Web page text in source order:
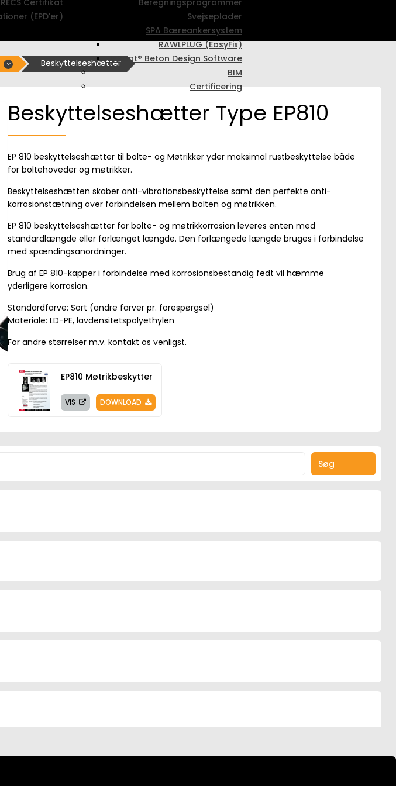
RECS Certifikat
(EPD'er)
Beregningsprogrammer
Svejseplader
SPA Bæreankersystem
RAWLPLUG (EasyFix)
U-Boot® Beton Design Software
BIM
Certificering
Beskyttelseshætter
Beskyttelseshætter Type EP810
EP 810 beskyttelseshætter til bolte- og Møtrikker yder maksimal rustbeskyttelse både
for boltehoveder og møtrikker.
Beskyttelseshætten skaber anti-vibrationsbeskyttelse samt den perfekte anti-
korrosionstætning over forbindelsen mellem bolten og møtrikken.
EP 810 beskyttelseshætter for bolte- og møtrikkorrosion leveres enten med
standardlængde eller forlænget længde. Den forlængede længde bruges i forbindelse
med spændingsanordninger.
Brug af EP 810-kapper i forbindelse med korrosionsbestandig fedt vil hæmme
yderligere korrosion.
Standardfarve: Sort (andre farver pr. forespørgsel)
Materiale: LD-PE, lavdensitetspolyethylen
For andre størrelser m.v. kontakt os venligst.
EP810 Møtrikbeskytter
VIS DOWNLOAD
Søg